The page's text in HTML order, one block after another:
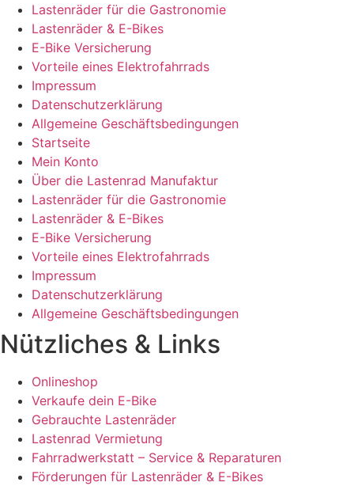
Lastenräder für die Gastronomie
Lastenräder & E-Bikes
E-Bike Versicherung
Vorteile eines Elektrofahrrads
Impressum
Datenschutzerklärung
Allgemeine Geschäftsbedingungen
Startseite
Mein Konto
Über die Lastenrad Manufaktur
Lastenräder für die Gastronomie
Lastenräder & E-Bikes
E-Bike Versicherung
Vorteile eines Elektrofahrrads
Impressum
Datenschutzerklärung
Allgemeine Geschäftsbedingungen
Nützliches & Links
Onlineshop
Verkaufe dein E-Bike
Gebrauchte Lastenräder
Lastenrad Vermietung
Fahrradwerkstatt – Service & Reparaturen
Förderungen für Lastenräder & E-Bikes